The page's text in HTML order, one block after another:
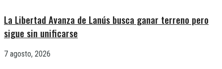
La Libertad Avanza de Lanús busca ganar terreno pero
sigue sin unificarse
7 agosto, 2026